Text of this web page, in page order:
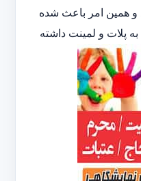
و همین امر باعث شده
پلات و لمینت داشته